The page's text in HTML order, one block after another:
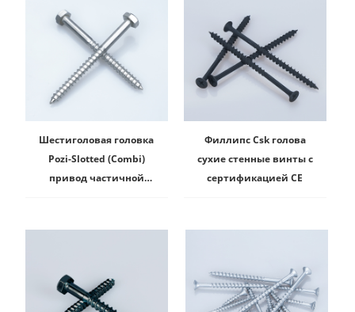
Шестиголовая головка
Pozi-Slotted (Combi)
привод частичной
Филлипс Csk голова
сухие стенные винты с
сертификацией CE